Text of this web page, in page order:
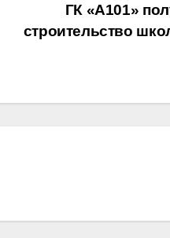
ГК «А101»
строительство